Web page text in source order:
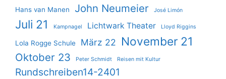
Hans van Manen John Neumeier José Limón
Juli 21 Kampnagel Lichtwark Theater Lloyd Riggins
Lola Rogge Schule März 22 November 21
Oktober 23 Peter Schmidt Reisen mit Kultur
Rundschreiben14-2401